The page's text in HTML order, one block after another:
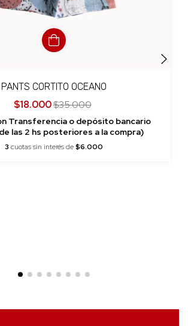
PANTS CORTITO OCEANO
$18.000$35.000
Transferencia o depósito bancario
las 2 hs posteriores a la compra)
3 cuotas sin interés de$6.000